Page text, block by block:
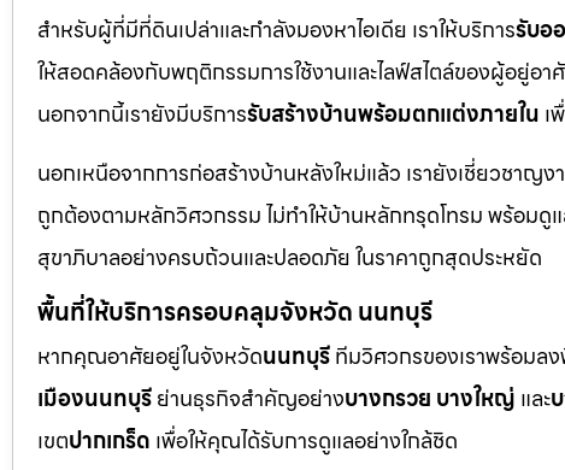
สำหรับผู้ที่มีที่ดินเปล่าและกำลังมองหาไอเดีย เราให้บริการรับอ
ให้สอดคล้องกับพฤติกรรมการใช้งานและไลฟ์สไตล์ของผู้อยู่อา
นอกจากนี้เรายังมีบริการรับสร้างบ้านพร้อมตกแต่งภายใน เ
นอกเหนือจากการก่อสร้างบ้านหลังใหม่แล้ว เรายังเชี่ยวชาญ
ถูกต้องตามหลักวิศวกรรม ไม่ทำให้บ้านหลักทรุดโทรม พร้อมดู
สุขาภิบาลอย่างครบถ้วนและปลอดภัย ในราคาถูกสุดประหยัด
พื้นที่ให้บริการครอบคลุมจังหวัด นนทบุรี
หากคุณอาศัยอยู่ในจังหวัดนนทบุรีทีมวิศวกรของเราพร้อมล
เมืองนนทบุรีย่านธุรกิจสำคัญอย่างบางกรวย บางใหญ่ และ
เขตปากเกร็ด เพื่อให้คุณได้รับการดูแลอย่างใกล้ชิด